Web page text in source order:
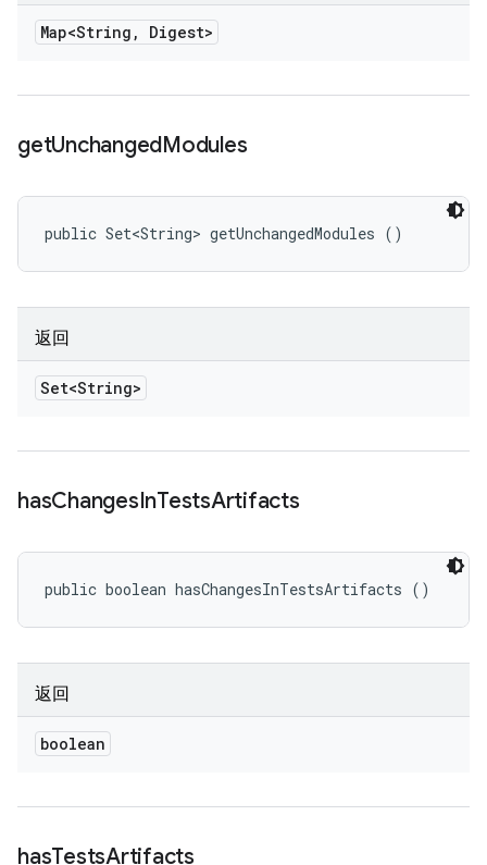
Map<String , Digest>
getUnchangedModules
public Set<String> getUnchangedModules ()
返回
Set<String>
hasChangesInTestsArtifacts
public boolean hasChangesInTestsArtifacts ()
返回
boolean
hasTestsArtifacts